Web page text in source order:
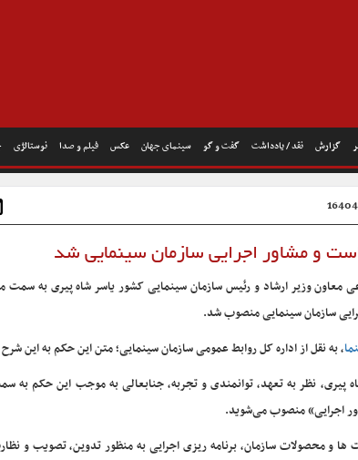
گزارش نقد / یادداشت گفت و گو سینمای جهان عکس فیلم و صدا نوستالژی
و مشاور اجرایی سازمان سینمایی شد
معاون وزیر ارشاد و رئیس سازمان سینمایی کشور یاسر شاه پیری به سمت
سازمان سینمایی منصوب شد.
، به نقل از اداره کل روابط عمومی سازمان سینمایی؛ متن این حکم به این
پیری، نظر به تعهد، توانمندی و تجربه، جنابعالی به موجب این حکم به
اجرایی» منصوب می‌شوید.
ها و محصولات سازمان، برنامه ریزی اجرایی به منظور تدوین، تصویب و